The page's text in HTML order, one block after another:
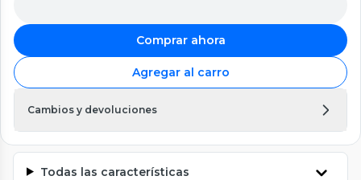
Comprar ahora
Agregar al carro
Cambios y devoluciones
Todas las características